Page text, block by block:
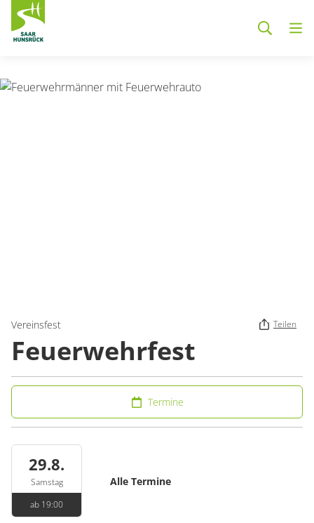
Vereinsfest Teilen
Feuerwehrfest
Termine
29.8.
Samstag
ab 19:00
Alle Termine